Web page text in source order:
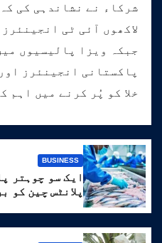
لاکھوں آئی ٹی
جبکہ ویزا پالیسیوں
پاکستانی انجینئرز
خلا کو پُر کرنے میں اہم
BUSINESS
ایک سو چوہتر
پلانٹس چین کو